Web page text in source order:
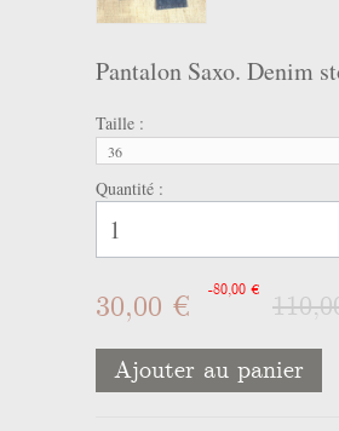
Pantalon Saxo. Denim
Taille :
36
Quantité :
30,00 € -80,00 €
Ajouter au panier